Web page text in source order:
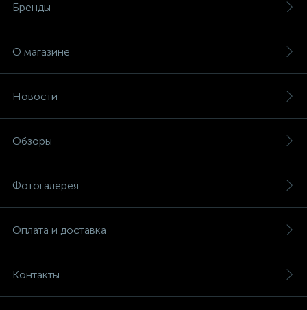
Бренды
О магазине
Новости
Обзоры
Фотогалерея
Оплата и доставка
Контакты